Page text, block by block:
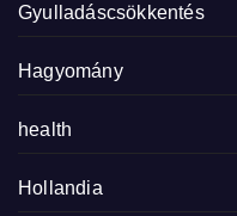
Gyulladáscsökkentés
Hagyomány
health
Hollandia